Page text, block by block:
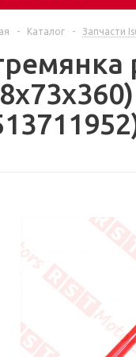
- Каталог - Запчасти